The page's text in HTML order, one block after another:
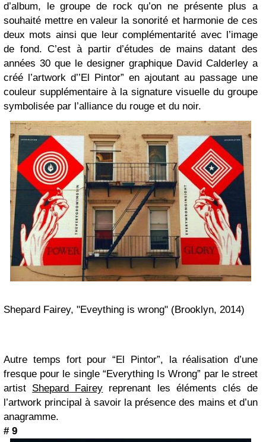
d’album, le groupe de rock qu’on ne présente plus a
souhaité mettre en valeur la sonorité et harmonie de ces
deux mots ainsi que leur complémentarité avec l’image
de fond. C’est à partir d’études de mains datant des
années 30 que le designer graphique David Calderley a
créé l’artwork d’’El Pintor” en ajoutant au passage une
couleur supplémentaire à la signature visuelle du groupe
symbolisée par l’alliance du rouge et du noir.
Shepard Fairey, "Eveything is wrong" (Brooklyn, 2014)
Autre temps fort pour “El Pintor”, la réalisation d’une
fresque pour le single “Everything Is Wrong” par le street
artist Shepard Fairey reprenant les éléments clés de
l’artwork principal à savoir la présence des mains et d’un
anagramme.
# 9